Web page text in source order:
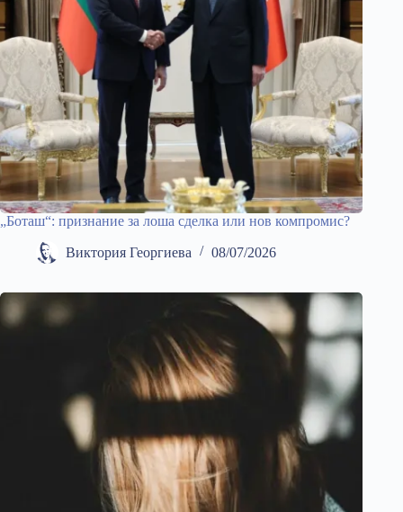
„Боташ“: признание за лоша сделка или нов компромис?
Виктория Георгиева 08/07/2026